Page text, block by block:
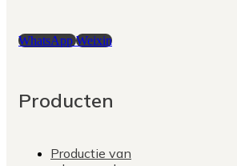
WhatsApp Weixin
Producten
Productie van